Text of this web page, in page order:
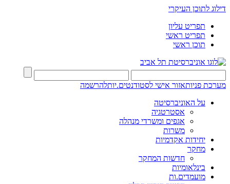
דילוג לתוכן העיקרי
תפריט עליון
תפריט ראשי
תוכן ראשי
מערכת פניותאזור אישי לסטודנטים.יותלהרשמה
על האוניברסיטה
אסטרטגיה
אגפים ומשרדי מנהלה
משרות
יחידות אקדמיות
מחקר
חדשות המחקר
בינלאומיות
מועמדים.ות